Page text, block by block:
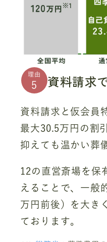
理由
5 資料請求
資料請求と仮会員
最大30.5万円の割
抑えても温かい葬
12の直営斎場を保
えることで、一般
万円前後）を大き
ております。